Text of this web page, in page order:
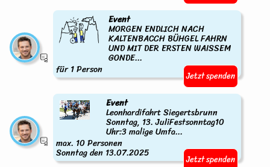
Event
MORGEN ENDLICH NACH
KALTENBACCH BÜHGEL FAHRN
UND MIT DER ERSTEN WAISSEM
GONDE...
für 1 Person Jetzt spenden
Event
Leonhardifahrt Siegertsbrunn
Sonntag, 13. JuliFestsonntag10
Uhr:3 malige Umfa...
max. 10 Personen
Sonntag den 13.07.2025 Jetzt spenden